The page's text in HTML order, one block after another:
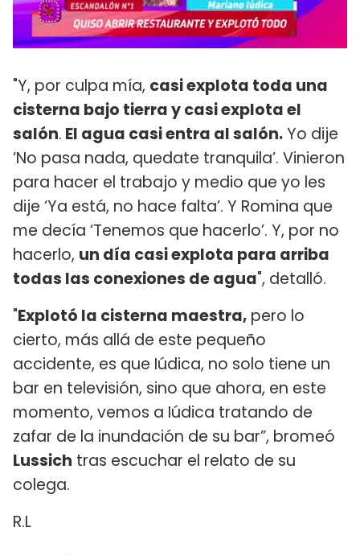
"Y, por culpa mía, casi explota toda una
cisterna bajo tierra y casi explota el
salón. El agua casi entra al salón.Yo dije
‘No pasa nada, quedate tranquila’. Vinieron
para hacer el trabajo y medio que yo les
dije ‘Ya está, no hace falta’. Y Romina que
me decía ‘Tenemos que hacerlo’. Y, por no
hacerlo, un día casi explota para arriba
todas las conexiones de agua", detalló.
"Explotó la cisterna maestra, pero lo
cierto, más allá de este pequeño
accidente, es que Iúdica, no solo tiene un
bar en televisión, sino que ahora, en este
momento, vemos a Iúdica tratando de
zafar de la inundación de su bar”, bromeó
Lussich tras escuchar el relato de su
colega.
R.L